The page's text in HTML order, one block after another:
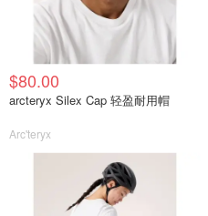
$80.00
arcteryx Silex Cap 轻盈耐用帽
Arc'teryx